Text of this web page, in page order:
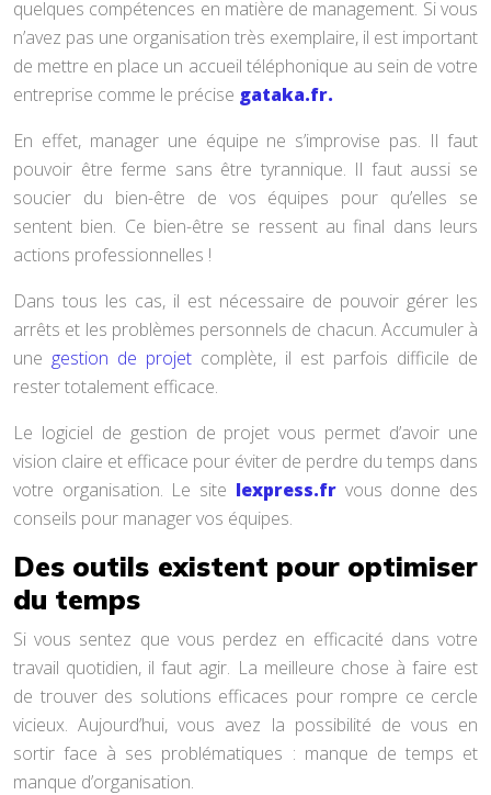
quelques compétences en matière de management. Si vous
n’avez pas une organisation très exemplaire, il est important
de mettre en place un accueil téléphonique au sein de votre
entreprise comme le précise gataka.fr.
En effet, manager une équipe ne s’improvise pas. Il faut
pouvoir être ferme sans être tyrannique. Il faut aussi se
soucier du bien-être de vos équipes pour qu’elles se
sentent bien. Ce bien-être se ressent au final dans leurs
actions professionnelles !
Dans tous les cas, il est nécessaire de pouvoir gérer les
arrêts et les problèmes personnels de chacun. Accumuler à
une gestion de projet complète, il est parfois difficile de
rester totalement efficace.
Le logiciel de gestion de projet vous permet d’avoir une
vision claire et efficace pour éviter de perdre du temps dans
votre organisation. Le site lexpress.frvous donne des
conseils pour manager vos équipes.
Des outils existent pour optimiser
du temps
Si vous sentez que vous perdez en efficacité dans votre
travail quotidien, il faut agir. La meilleure chose à faire est
de trouver des solutions efficaces pour rompre ce cercle
vicieux. Aujourd’hui, vous avez la possibilité de vous en
sortir face à ses problématiques : manque de temps et
manque d’organisation.